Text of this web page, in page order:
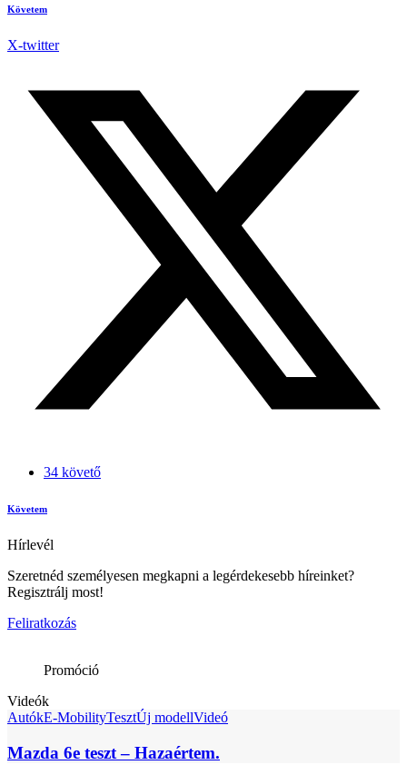
Követem
X-twitter
34 követő
Követem
Hírlevél
Szeretnéd személyesen megkapni a legérdekesebb híreinket?
Regisztrálj most!
Feliratkozás
Promóció
Videók
AutókE-MobilityTesztÚj modellVideó
Mazda 6e teszt – Hazaértem.